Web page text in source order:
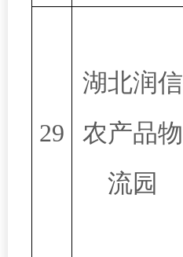
29
湖北润信
农产品物
流园